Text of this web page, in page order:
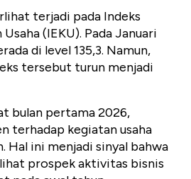
terjadi pada Indeks
(IEKU). Pada Januari
di level 135,3. Namun,
tersebut turun menjadi
bulan pertama 2026,
terhadap kegiatan usaha
Hal ini menjadi sinyal bahwa
prospek aktivitas bisnis